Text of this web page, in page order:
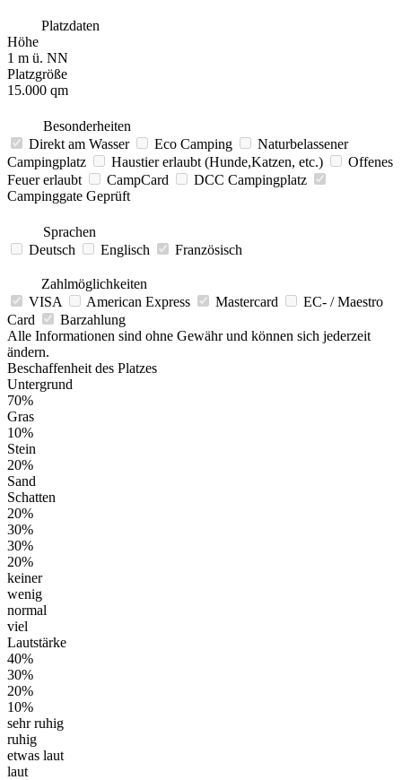
Platzdaten
Höhe
1 m ü. NN
Platzgröße
15.000 qm
Besonderheiten
Direkt am Wasser
Eco Camping
Naturbelassener
Campingplatz
Haustier erlaubt (Hunde,Katzen, etc.)
Offenes
Feuer erlaubt
CampCard
DCC Campingplatz
Campinggate Geprüft
Sprachen
Deutsch
Englisch Französisch
Zahlmöglichkeiten
VISA
American Express Mastercard
EC- / Maestro
Card
Barzahlung
Alle Informationen sind ohne Gewähr und können sich jederzeit
ändern.
Beschaffenheit des Platzes
Untergrund
70%
Gras
10%
Stein
20%
Sand
Schatten
20%
30%
30%
20%
keiner
wenig
normal
viel
Lautstärke
40%
30%
20%
10%
sehr ruhig
ruhig
etwas laut
laut